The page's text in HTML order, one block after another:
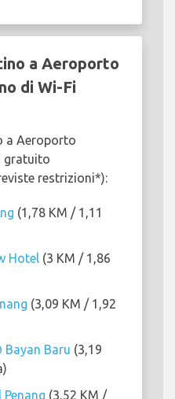
a Aeroporto
di Wi-Fi
a Aeroporto
gratuito
restrizioni*):
(1,78 KM / 1,11
Hotel (3 KM / 1,86
(3,09 KM / 1,92
Bayan Baru (3,19
(3,52 KM /